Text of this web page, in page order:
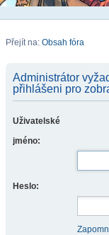
Přejít na: Obsah fóra
Administrátor
přihlášeni pro
Uživatelské
jméno:
Heslo: